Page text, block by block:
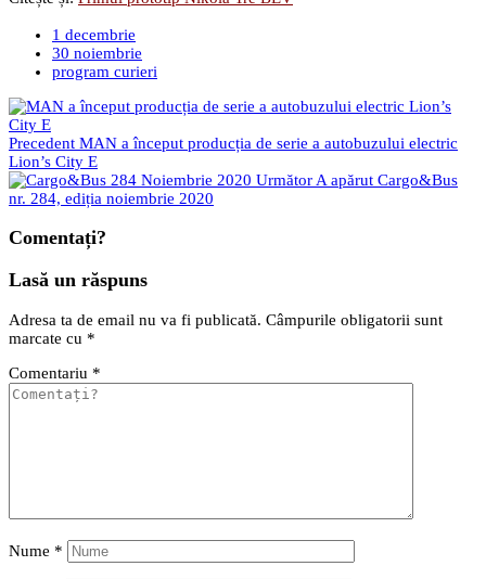
1 decembrie
30 noiembrie
program curieri
Precedent MAN a început producția de serie a autobuzului electric
Lion’s City E
Următor A apărut Cargo&Bus
nr. 284, ediția noiembrie 2020
Comentați?
Lasă un răspuns
Adresa ta de email nu va fi publicată. Câmpurile obligatorii sunt
marcate cu *
Comentariu *
Nume *